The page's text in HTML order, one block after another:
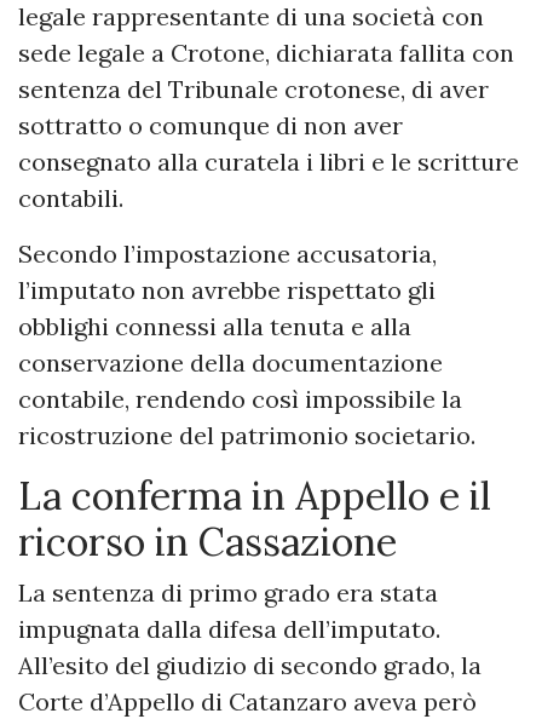
legale rappresentante di una società con
sede legale a Crotone, dichiarata fallita con
sentenza del Tribunale crotonese, di aver
sottratto o comunque di non aver
consegnato alla curatela i libri e le scritture
contabili.
Secondo l’impostazione accusatoria,
l’imputato non avrebbe rispettato gli
obblighi connessi alla tenuta e alla
conservazione della documentazione
contabile, rendendo così impossibile la
ricostruzione del patrimonio societario.
La conferma in Appello e il
ricorso in Cassazione
La sentenza di primo grado era stata
impugnata dalla difesa dell’imputato.
All’esito del giudizio di secondo grado, la
Corte d’Appello di Catanzaro aveva però